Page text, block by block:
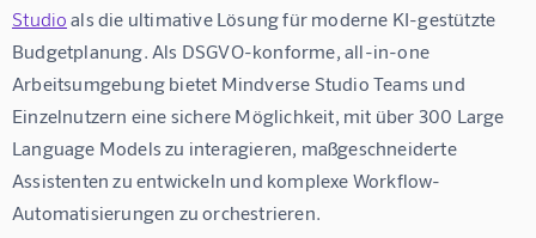
Studio als die ultimative Lösung für moderne KI-gestützte
Budgetplanung. Als DSGVO-konforme, all-in-one
Arbeitsumgebung bietet Mindverse Studio Teams und
Einzelnutzern eine sichere Möglichkeit, mit über 300 Large
Language Models zu interagieren, maßgeschneiderte
Assistenten zu entwickeln und komplexe Workflow-
Automatisierungen zu orchestrieren.